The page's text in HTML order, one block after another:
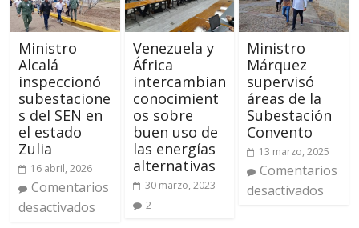
Ministro
Alcalá
inspeccionó
subestacione
s del SEN en
el estado
Zulia
16 abril, 2026
Comentarios
desactivados
Venezuela y
África
intercambian
conocimient
os sobre
buen uso de
las energías
alternativas
30 marzo, 2023
2
Ministro
Márquez
supervisó
áreas de la
Subestación
Convento
13 marzo, 2025
Comentarios
desactivados